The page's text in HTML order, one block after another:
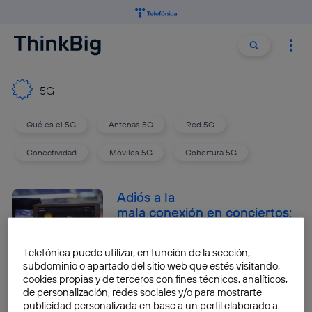
Buscar
5G
Qué es el 5G Antenas 5G Red 5G
Conectividad Móviles 5G Cobertura 5G
Adiós a la
mala conexión en conciertos:
España en el Movistar Arena
Daniel Ruiz-Gopegui
Telefónica puede utilizar, en función de la sección,
subdominio o apartado del sitio web que estés visitando,
cookies propias y de terceros con fines técnicos, analíticos,
de personalización, redes sociales y/o para mostrarte
publicidad personalizada en base a un perfil elaborado a